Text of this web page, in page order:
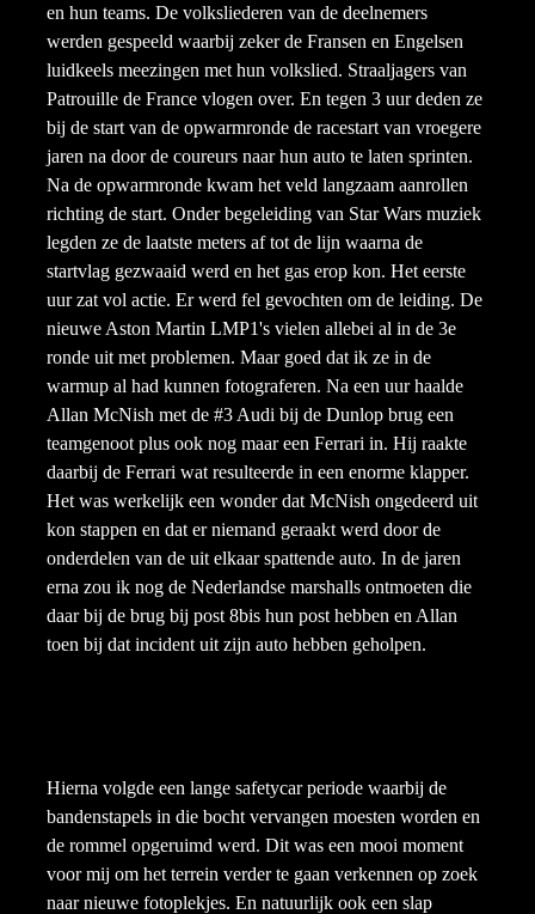
en hun teams. De volksliederen van de deelnemers
werden gespeeld waarbij zeker de Fransen en Engelsen
luidkeels meezingen met hun volkslied. Straaljagers van
Patrouille de France vlogen over. En tegen 3 uur deden ze
bij de start van de opwarmronde de racestart van vroegere
jaren na door de coureurs naar hun auto te laten sprinten.
Na de opwarmronde kwam het veld langzaam aanrollen
richting de start. Onder begeleiding van Star Wars muziek
legden ze de laatste meters af tot de lijn waarna de
startvlag gezwaaid werd en het gas erop kon. Het eerste
uur zat vol actie. Er werd fel gevochten om de leiding. De
nieuwe Aston Martin LMP1's vielen allebei al in de 3e
ronde uit met problemen. Maar goed dat ik ze in de
warmup al had kunnen fotograferen. Na een uur haalde
Allan McNish met de #3 Audi bij de Dunlop brug een
teamgenoot plus ook nog maar een Ferrari in. Hij raakte
daarbij de Ferrari wat resulteerde in een enorme klapper.
Het was werkelijk een wonder dat McNish ongedeerd uit
kon stappen en dat er niemand geraakt werd door de
onderdelen van de uit elkaar spattende auto. In de jaren
erna zou ik nog de Nederlandse marshalls ontmoeten die
daar bij de brug bij post 8bis hun post hebben en Allan
toen bij dat incident uit zijn auto hebben geholpen.
Hierna volgde een lange safetycar periode waarbij de
bandenstapels in die bocht vervangen moesten worden en
de rommel opgeruimd werd. Dit was een mooi moment
voor mij om het terrein verder te gaan verkennen op zoek
naar nieuwe fotoplekjes. En natuurlijk ook een slap